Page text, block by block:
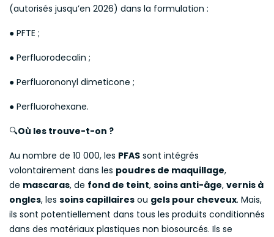
(autorisés jusqu’en 2026) dans la formulation :
● PFTE ;
● Perfluorodecalin ;
● Perfluorononyl dimeticone ;
● Perfluorohexane.
🔍Où les trouve-t-on ?
Au nombre de 10 000, les PFAS sont intégrés
volontairement dans les poudres de maquillage,
de mascaras, de fond de teint, soins anti-âge, vernis à
ongles, les soins capillaires ou gels pour cheveux. Mais,
ils sont potentiellement dans tous les produits conditionnés
dans des matériaux plastiques non biosourcés. Ils se